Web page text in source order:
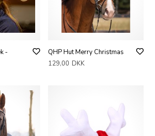
-
QHP Hut Merry Christmas
129,00 DKK